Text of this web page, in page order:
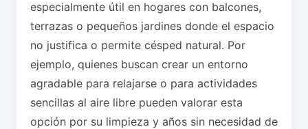
especialmente útil en hogares con balcones,
terrazas o pequeños jardines donde el espacio
no justifica o permite césped natural. Por
ejemplo, quienes buscan crear un entorno
agradable para relajarse o para actividades
sencillas al aire libre pueden valorar esta
opción por su limpieza y años sin necesidad de